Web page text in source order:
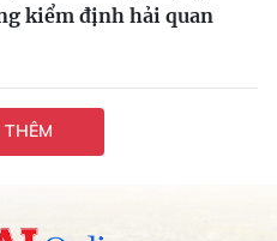
kiểm định hải quan
THÊM